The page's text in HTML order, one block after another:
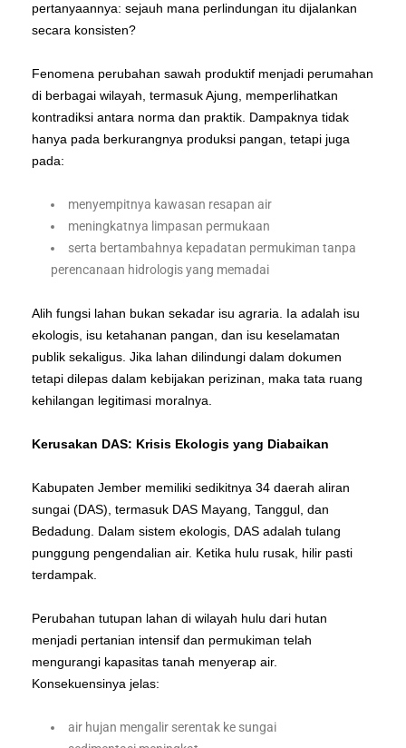
pertanyaannya: sejauh mana perlindungan itu dijalankan
secara konsisten?
Fenomena perubahan sawah produktif menjadi perumahan
di berbagai wilayah, termasuk Ajung, memperlihatkan
kontradiksi antara norma dan praktik. Dampaknya tidak
hanya pada berkurangnya produksi pangan, tetapi juga
pada:
menyempitnya kawasan resapan air
meningkatnya limpasan permukaan
serta bertambahnya kepadatan permukiman tanpa
perencanaan hidrologis yang memadai
Alih fungsi lahan bukan sekadar isu agraria. Ia adalah isu
ekologis, isu ketahanan pangan, dan isu keselamatan
publik sekaligus. Jika lahan dilindungi dalam dokumen
tetapi dilepas dalam kebijakan perizinan, maka tata ruang
kehilangan legitimasi moralnya.
Kerusakan DAS: Krisis Ekologis yang Diabaikan
Kabupaten Jember memiliki sedikitnya 34 daerah aliran
sungai (DAS), termasuk DAS Mayang, Tanggul, dan
Bedadung. Dalam sistem ekologis, DAS adalah tulang
punggung pengendalian air. Ketika hulu rusak, hilir pasti
terdampak.
Perubahan tutupan lahan di wilayah hulu dari hutan
menjadi pertanian intensif dan permukiman telah
mengurangi kapasitas tanah menyerap air.
Konsekuensinya jelas:
air hujan mengalir serentak ke sungai